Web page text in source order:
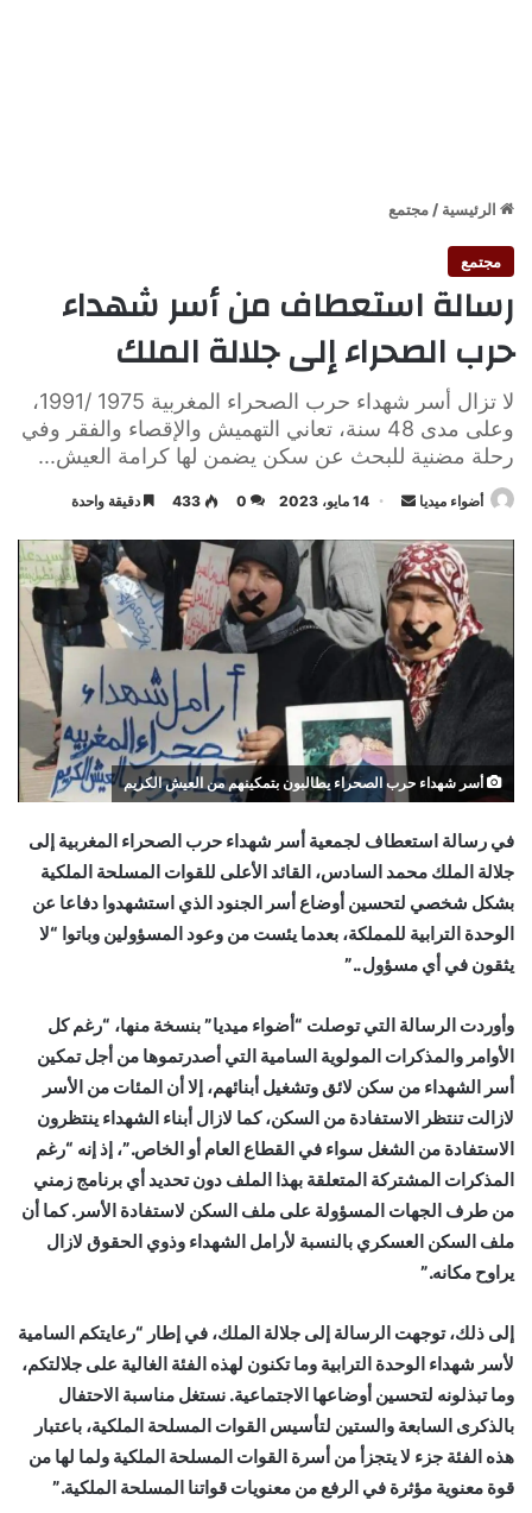
الرئيسية / مجتمع
مجتمع
رسالة استعطاف من أسر شهداء
حرب الصحراء إلى جلالة الملك
لا تزال أسر شهداء حرب الصحراء المغربية 1975 /1991،
وعلى مدى 48 سنة، تعاني التهميش والإقصاء والفقر وفي
رحلة مضنية للبحث عن سكن يضمن لها كرامة العيش...
أضواء ميديا
أرسل
إلكترونيا
14 مايو، 2023 0
433 دقيقة واحدة
أسر شهداء حرب الصحراء يطالبون بتمكينهم من العيش الكريم
في رسالة استعطاف لجمعية أسر شهداء حرب الصحراء المغربية إلى
جلالة الملك محمد السادس، القائد الأعلى للقوات المسلحة الملكية
بشكل شخصي لتحسين أوضاع أسر الجنود الذي استشهدوا دفاعا عن
الوحدة الترابية للمملكة، بعدما يئست من وعود المسؤولين وباتوا “لا
يثقون في أي مسؤول..”
وأوردت الرسالة التي توصلت “أضواء ميديا” بنسخة منها، “رغم كل
الأوامر والمذكرات المولوية السامية التي أصدرتموها من أجل تمكين
أسر الشهداء من سكن لائق وتشغيل أبنائهم، إلا أن المئات من الأسر
لازالت تنتظر الاستفادة من السكن، كما لازال أبناء الشهداء ينتظرون
الاستفادة من الشغل سواء في القطاع العام أو الخاص.”، إذ إنه “رغم
المذكرات المشتركة المتعلقة بهذا الملف دون تحديد أي برنامج زمني
من طرف الجهات المسؤولة على ملف السكن لاستفادة الأسر. كما أن
ملف السكن العسكري بالنسبة لأرامل الشهداء وذوي الحقوق لازال
يراوح مكانه.”
إلى ذلك، توجهت الرسالة إلى جلالة الملك، في إطار “رعايتكم السامية
لأسر شهداء الوحدة الترابية وما تكنون لهذه الفئة الغالية على جلالتكم،
وما تبذلونه لتحسين أوضاعها الاجتماعية. نستغل مناسبة الاحتفال
بالذكرى السابعة والستين لتأسيس القوات المسلحة الملكية، باعتبار
هذه الفئة جزء لا يتجزأ من أسرة القوات المسلحة الملكية ولما لها من
قوة معنوية مؤثرة في الرفع من معنويات قواتنا المسلحة الملكية.”